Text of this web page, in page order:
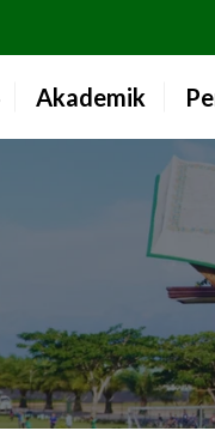
Akademik